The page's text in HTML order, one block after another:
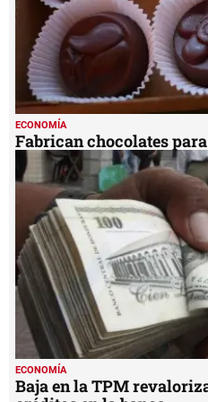
ECONOMÍA
Fabrican chocolates
ECONOMÍA
Baja en la TPM